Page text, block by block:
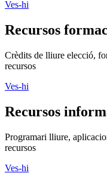
nostres recursos
Ves-hi
Recursos
recursos
Ves-hi
Recursos
recursos